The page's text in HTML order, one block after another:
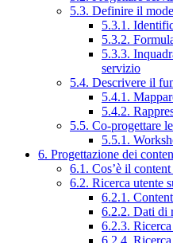
5.3. Definire il
5.3.1.
5.3.2.
5.3.3.
servizio
5.4. Descrivere il
5.4.1.
5.4.2.
5.5. Co-progettare
5.5.1.
6. Progettazione dei
6.1. Cos’è il content
6.2. Ricerca utente
6.2.1.
6.2.2. Dati di
6.2.3.
6.2.4.